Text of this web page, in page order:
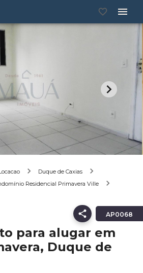
Duque de Caxias
Residencial Primavera Ville
AP0068
para alugar em
Duque de